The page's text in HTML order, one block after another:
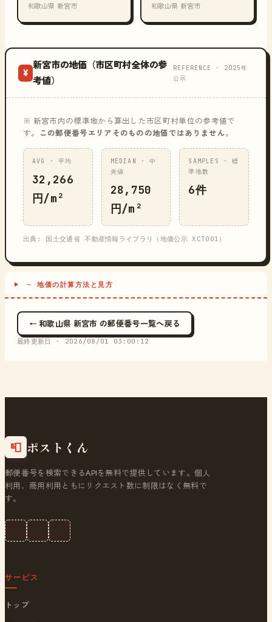
和歌山県 新宮市 和歌山県 新宮市
¥
新宮市の地価（市区町村全体の参
考値）
REFERENCE · 2025年
公示
※ 新宮市内の標準地から算出した市区町村単位の参考値で
す。
この郵便番号エリアそのものの地価ではありません。
AVG · 平均
32,266
円/m²
MEDIAN · 中
央値
28,750
円/m²
SAMPLES · 標
準地数
6件
出典: 国土交通省 不動産情報ライブラリ（地価公示 XCT001）
─ 地価の計算方法と見方
← 和歌山県 新宮市 の郵便番号一覧へ戻る
最終更新日 · 2026/08/01 03:00:12
📮 ポストくん
郵便番号を検索できるAPIを無料で提供しています。個人
利用、商用利用ともにリクエスト数に制限はなく無料で
す。
サービス
トップ